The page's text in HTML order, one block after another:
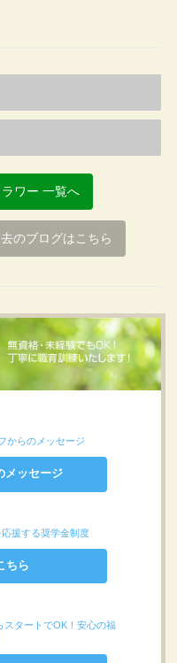
ワー 一覧へ
のブログはこちら
からのメッセージ
メッセージ
援する奨学金制度
ちら
スタートでOK！安心の福